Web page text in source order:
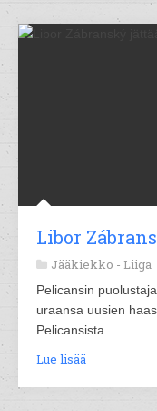
Libor
Jääkiekko - Liiga
Pelicansin
uraansa uusien
Pelicansista.
Lue lisää